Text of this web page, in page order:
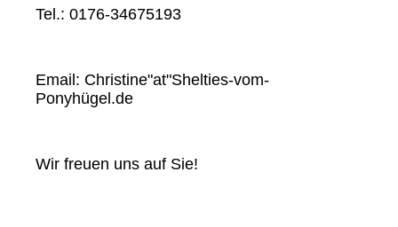
Tel.: 0176-34675193
Email: Christine"at"Shelties-vom-
Ponyhügel.de
Wir freuen uns auf Sie!